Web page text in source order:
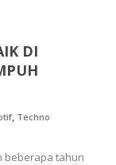
DI
, Techno
beberapa tahun